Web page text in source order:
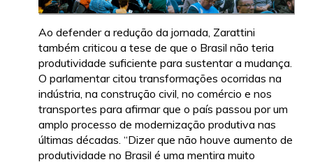
Ao defender a redução da jornada, Zarattini
também criticou a tese de que o Brasil não teria
produtividade suficiente para sustentar a mudança.
O parlamentar citou transformações ocorridas na
indústria, na construção civil, no comércio e nos
transportes para afirmar que o país passou por um
amplo processo de modernização produtiva nas
últimas décadas. “Dizer que não houve aumento de
produtividade no Brasil é uma mentira muito